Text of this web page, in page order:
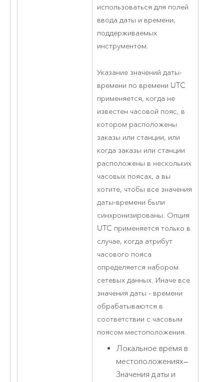
использоваться для полей
ввода даты и времени,
поддерживаемых
инструментом.
Указание значений даты-
времени по времени UTC
применяется, когда не
известен часовой пояс, в
котором расположены
заказы или станции, или
когда заказы или станции
расположены в нескольких
часовых поясах, а вы
хотите, чтобы все значения
даты-времени были
синхронизированы. Опция
UTC применяется только в
случае, когда атрибут
часового пояса
определяется набором
сетевых данных. Иначе все
значения даты - времени
обрабатываются в
соответствии с часовым
поясом местоположения.
Локальное время в
местоположениях—
Значения даты и